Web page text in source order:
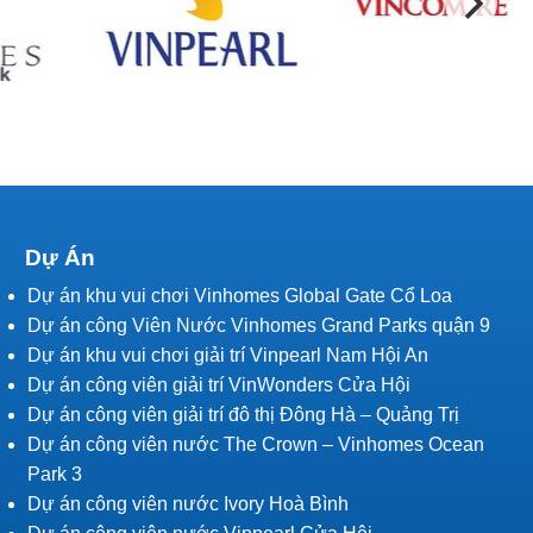
Dự Án
Dự án khu vui chơi Vinhomes Global Gate Cổ Loa
Dự án công Viên Nước Vinhomes Grand Parks quận 9
Dự án khu vui chơi giải trí Vinpearl Nam Hội An
Dự án công viên giải trí VinWonders Cửa Hội
Dự án công viên giải trí đô thị Đông Hà – Quảng Trị
Dự án công viên nước The Crown – Vinhomes Ocean
Park 3
Dự án công viên nước Ivory Hoà Bình